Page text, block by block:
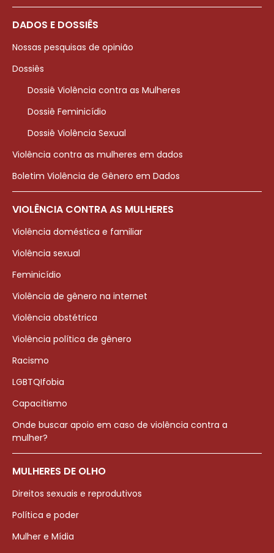
DADOS E DOSSIÊS
Nossas pesquisas de opinião
Dossiês
Dossiê Violência contra as Mulheres
Dossiê Feminicídio
Dossiê Violência Sexual
Violência contra as mulheres em dados
Boletim Violência de Gênero em Dados
VIOLÊNCIA CONTRA AS MULHERES
Violência doméstica e familiar
Violência sexual
Feminicídio
Violência de gênero na internet
Violência obstétrica
Violência política de gênero
Racismo
LGBTQIfobia
Capacitismo
Onde buscar apoio em caso de violência contra a
mulher?
MULHERES DE OLHO
Direitos sexuais e reprodutivos
Política e poder
Mulher e Mídia